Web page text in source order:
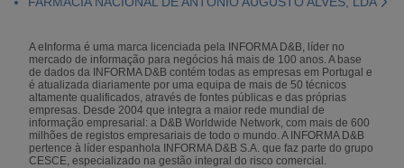
A eInforma é uma marca licenciada pela INFORMA D&B, líder no
mercado de informação para negócios há mais de 100 anos. A base
de dados da INFORMA D&B contém todas as empresas em Portugal e
é atualizada diariamente por uma equipa de mais de 50 técnicos
altamente qualificados, através de fontes públicas e das próprias
empresas. Desde 2004 que integra a maior rede mundial de
informação empresarial: a D&B Worldwide Network, com mais de 600
milhões de registos empresariais de todo o mundo. A INFORMA D&B
pertence à líder espanhola INFORMA D&B S.A. que faz parte do grupo
CESCE, especializado na gestão integral do risco comercial.